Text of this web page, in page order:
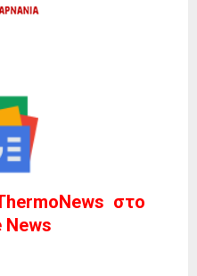
στο
News